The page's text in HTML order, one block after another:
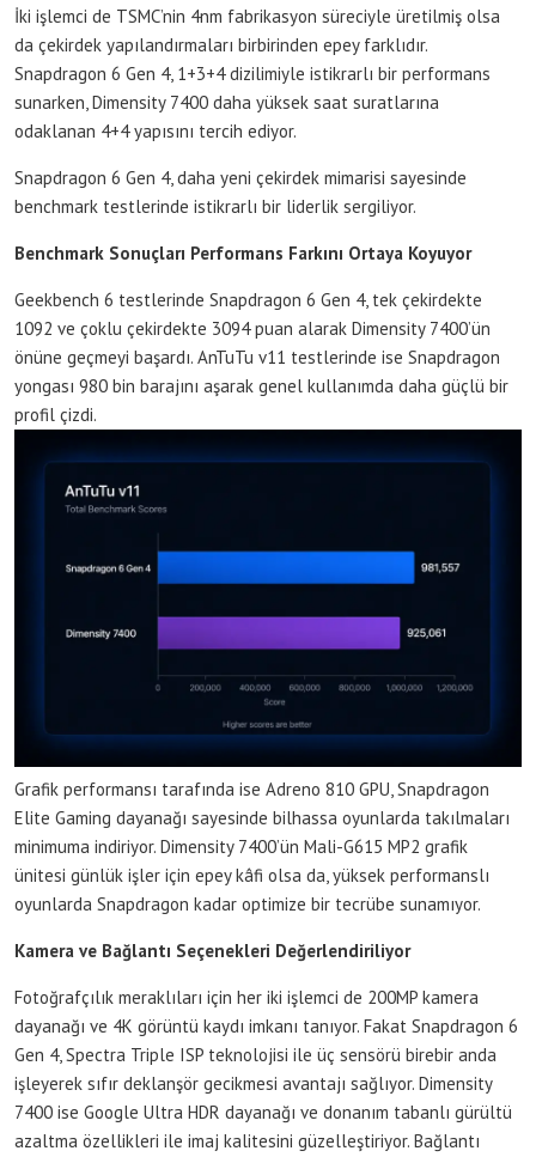
İki işlemci de TSMC’nin 4nm fabrikasyon süreciyle üretilmiş olsa
da çekirdek yapılandırmaları birbirinden epey farklıdır.
Snapdragon 6 Gen 4, 1+3+4 dizilimiyle istikrarlı bir performans
sunarken, Dimensity 7400 daha yüksek saat suratlarına
odaklanan 4+4 yapısını tercih ediyor.
Snapdragon 6 Gen 4, daha yeni çekirdek mimarisi sayesinde
benchmark testlerinde istikrarlı bir liderlik sergiliyor.
Benchmark Sonuçları Performans Farkını Ortaya Koyuyor
Geekbench 6 testlerinde Snapdragon 6 Gen 4, tek çekirdekte
1092 ve çoklu çekirdekte 3094 puan alarak Dimensity 7400’ün
önüne geçmeyi başardı. AnTuTu v11 testlerinde ise Snapdragon
yongası 980 bin barajını aşarak genel kullanımda daha güçlü bir
profil çizdi.
Grafik performansı tarafında ise Adreno 810 GPU, Snapdragon
Elite Gaming dayanağı sayesinde bilhassa oyunlarda takılmaları
minimuma indiriyor. Dimensity 7400’ün Mali-G615 MP2 grafik
ünitesi günlük işler için epey kâfi olsa da, yüksek performanslı
oyunlarda Snapdragon kadar optimize bir tecrübe sunamıyor.
Kamera ve Bağlantı Seçenekleri Değerlendiriliyor
Fotoğrafçılık meraklıları için her iki işlemci de 200MP kamera
dayanağı ve 4K görüntü kaydı imkanı tanıyor. Fakat Snapdragon 6
Gen 4, Spectra Triple ISP teknolojisi ile üç sensörü birebir anda
işleyerek sıfır deklanşör gecikmesi avantajı sağlıyor. Dimensity
7400 ise Google Ultra HDR dayanağı ve donanım tabanlı gürültü
azaltma özellikleri ile imaj kalitesini güzelleştiriyor. Bağlantı